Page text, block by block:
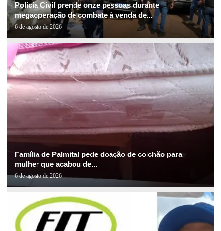
Polícia Civil prende onze pessoas durante
megaoperação de combate à venda de...
6 de agosto de 2026
Família de Palmital pede doação de colchão para
mulher que acabou de...
6 de agosto de 2026